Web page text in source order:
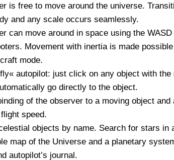
is free to move around the uni­ver­se.
and any sca­le occurs seam­less­ly.
can move around in space using the
Move­ment with iner­tia is made
mode.
auto­pi­lot: just click on any object with the
go direct­ly to the object.
of the obser­ver to a moving object
speed.
objects by name. Search for stars in
map of the Uni­ver­se and a pla­ne­ta­ry
autopilot’s jour­nal.